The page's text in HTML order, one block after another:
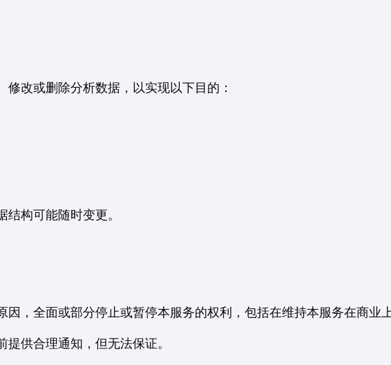
改或删除分析数据，以实现以下目的：
构可能随时变更。
因，全面或部分停止或暂停本服务的权利，包括在维持本服务在商业
供合理通知，但无法保证。